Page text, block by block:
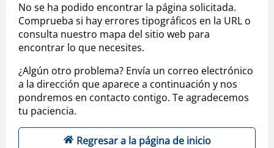
No se ha podido encontrar la página solicitada.
Comprueba si hay errores tipográficos en la URL o
consulta nuestro mapa del sitio web para
encontrar lo que necesites.
¿Algún otro problema? Envía un correo electrónico
a la dirección que aparece a continuación y nos
pondremos en contacto contigo. Te agradecemos
tu paciencia.
Regresar a la página de inicio